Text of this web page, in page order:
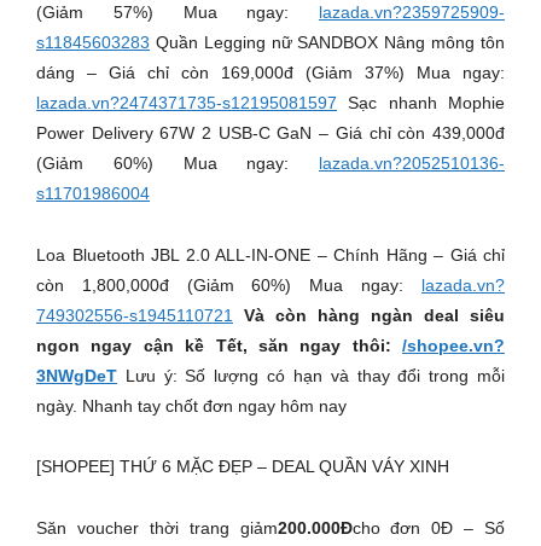
(Giảm 57%) Mua ngay: lazada.vn?2359725909-
s11845603283 Quần Legging nữ SANDBOX Nâng mông tôn
dáng – Giá chỉ còn 169,000đ (Giảm 37%) Mua ngay:
lazada.vn?2474371735-s12195081597 Sạc nhanh Mophie
Power Delivery 67W 2 USB-C GaN – Giá chỉ còn 439,000đ
(Giảm 60%) Mua ngay: lazada.vn?2052510136-
s11701986004
Loa Bluetooth JBL 2.0 ALL-IN-ONE – Chính Hãng – Giá chỉ
còn 1,800,000đ (Giảm 60%) Mua ngay: lazada.vn?
749302556-s1945110721
Và còn hàng ngàn deal siêu
ngon ngay cận kề Tết, săn ngay thôi:
/shopee.vn?
3NWgDeT Lưu ý: Số lượng có hạn và thay đổi trong mỗi
ngày. Nhanh tay chốt đơn ngay hôm nay
[SHOPEE] THỨ 6 MẶC ĐẸP – DEAL QUẦN VÁY XINH
Săn voucher thời trang giảm200.000Đcho đơn 0Đ – Số